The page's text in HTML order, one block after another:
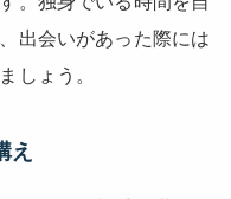
出会いがあった際には
しょう。
え